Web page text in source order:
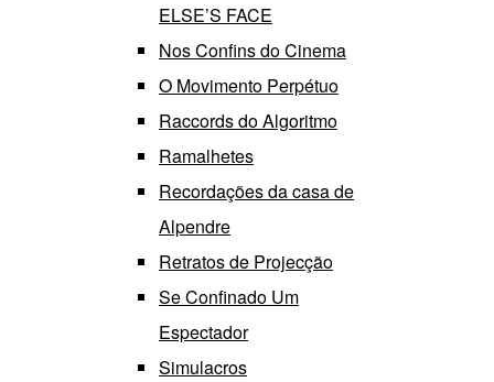
ELSE’S FACE
Nos Confins do Cinema
O Movimento Perpétuo
Raccords do Algoritmo
Ramalhetes
Recordações da casa de
Alpendre
Retratos de Projecção
Se Confinado Um
Espectador
Simulacros